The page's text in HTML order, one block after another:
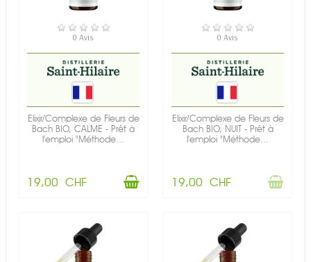
EN STOCK
0 Avis
Elixir/Complexe de Fleurs de
Bach BIO, CALME - Prêt à
l'emploi "Méthode...
19,00 CHF
RUPTURE DE STOCK
0 Avis
Elixir/Complexe de Fleurs de
Bach BIO, NUIT - Prêt à
l'emploi "Méthode...
19,00 CHF